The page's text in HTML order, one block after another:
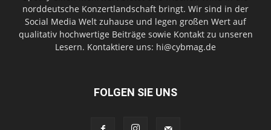
norddeutsche Konzertlandschaft bringt. Wir sind in der
Social Media Welt zuhause und legen großen Wert auf
qualitativ hochwertige Beiträge sowie Kontakt zu unseren
Lesern. Kontaktiere uns: hi@cybmag.de
FOLGEN SIE UNS